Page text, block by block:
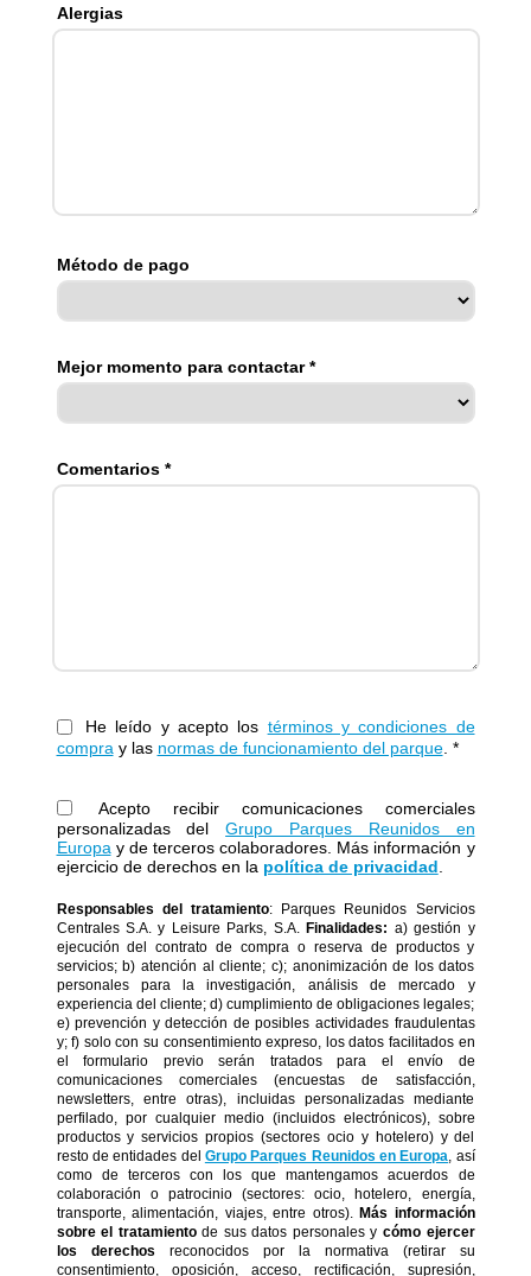
Alergias
Método de pago
Mejor momento para contactar *
Comentarios *
He leído y acepto los términos y condiciones de
compra y las normas de funcionamiento del parque. *
Acepto recibir comunicaciones comerciales
personalizadas delGrupo Parques Reunidos en
Europay de terceros colaboradores. Más información y
ejercicio de derechos en la política de privacidad.
Responsables del tratamiento: Parques Reunidos Servicios
Centrales S.A. y Leisure Parks, S.A. Finalidades: a) gestión y
ejecución del contrato de compra o reserva de productos y
servicios; b) atención al cliente; c); anonimización de los datos
personales para la investigación, análisis de mercado y
experiencia del cliente; d) cumplimiento de obligaciones legales;
e) prevención y detección de posibles actividades fraudulentas
y; f) solo con su consentimiento expreso, los datos facilitados en
el formulario previo serán tratados para el envío de
comunicaciones comerciales (encuestas de satisfacción,
newsletters, entre otras), incluidas personalizadas mediante
perfilado, por cualquier medio (incluidos electrónicos), sobre
productos y servicios propios (sectores ocio y hotelero) y del
resto de entidades del Grupo Parques Reunidos en Europa, así
como de terceros con los que mantengamos acuerdos de
colaboración o patrocinio (sectores: ocio, hotelero, energía,
transporte, alimentación, viajes, entre otros). Más información
sobre el tratamientode sus datos personales y cómo ejercer
los derechos reconocidos por la normativa (retirar su
consentimiento, oposición, acceso, rectificación, supresión,